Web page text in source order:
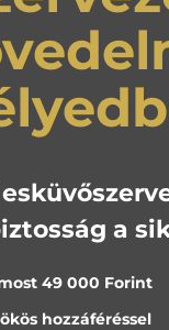
a
49 000 Forint
hozzáféréssel